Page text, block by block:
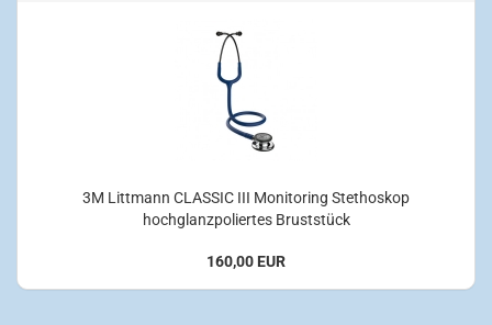
3M Littmann CLASSIC III Monitoring Stethoskop
hochglanzpoliertes Bruststück
160,00 EUR